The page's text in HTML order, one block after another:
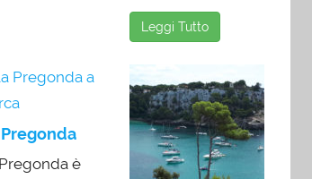
Leggi Tutto
è